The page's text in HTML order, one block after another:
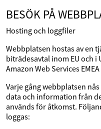
BESÖK PÅ
Hosting och loggfiler
Webbplatsen hostas av en
biträdesavtal inom EU och i
Amazon Web Services
Varje gång webbplatsen
data och information från
används för åtkomst.
loggas: